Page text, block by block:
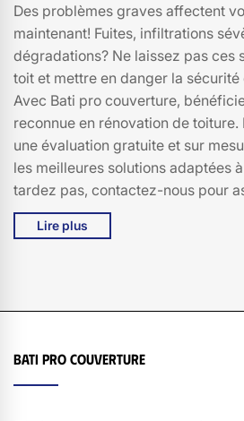
Des problèmes graves affectent
maintenant! Fuites, infiltrations
dégradations? Ne laissez pas ces
toit et mettre en danger la sécurité
Avec Bati pro couverture,
reconnue en rénovation de
une évaluation gratuite et sur
les meilleures solutions adaptées
tardez pas, contactez-nous pour
votre maison avec l’expérience et
pro couverture! Nos tarifs sont les
Lire plus
Bati pro couverture